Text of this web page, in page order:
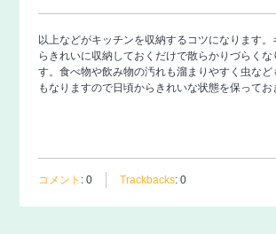
以上などがキッチンを収納するコツになります
らきれいに収納しておくだけで散らかりづらくな
す。食べ物や飲み物の汚れも溜まりやすく虫など
もなりますので日頃からきれいな状態を保ってお
コメント : 0 Trackbacks: 0